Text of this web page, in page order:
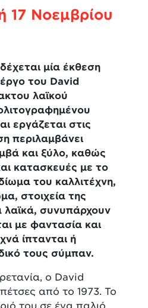
17 Νοεμβρίου
μία έκθεση
του David
λαϊκού
εργάζεται στις
περιλαμβάνει
και ξύλο, καθώς
κατασκευές με το
του καλλιτέχνη,
στοιχεία της
λαϊκά, συνυπάρχουν
με φαντασία και
ίπτανται ή
τους σύμπαν.
ο David
από το 1973. Το
του σε ένα παλιό